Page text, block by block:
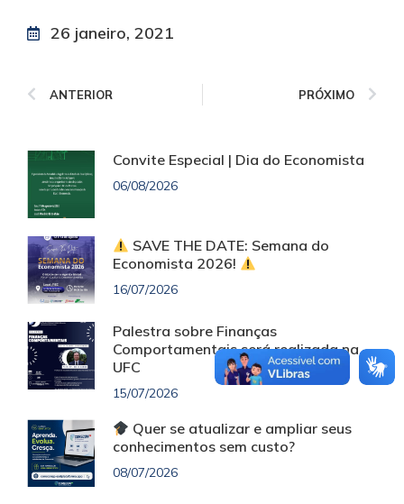
26 janeiro, 2021
ANTERIOR PRÓXIMO
Convite Especial | Dia do Economista
06/08/2026
SAVE THE DATE: Semana do
Economista 2026!
16/07/2026
Palestra sobre Finanças
Comportamentais será realizada na
UFC
15/07/2026
Quer se atualizar e ampliar seus
conhecimentos sem custo?
08/07/2026